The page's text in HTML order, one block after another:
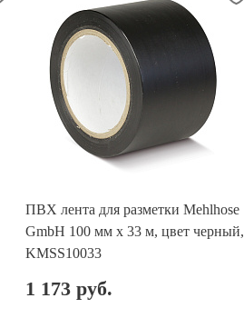
ПВХ лента для разметки Mehlhose
GmbH 100 мм х 33 м, цвет черный,
KMSS10033
1 173 руб.